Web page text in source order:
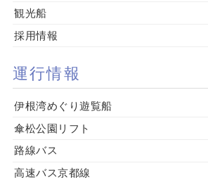
観光船
採用情報
運行情報
伊根湾めぐり遊覧船
傘松公園リフト
路線バス
高速バス京都線